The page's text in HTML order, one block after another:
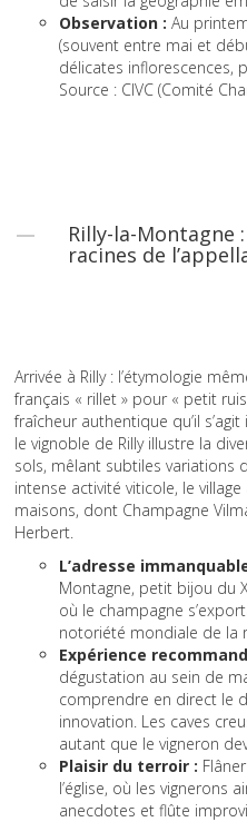
Observation : Au
(souvent entre mai et
délicates inflorescences,
Source : CIVC (Comité
Rilly-la-Montagne
racines de
Arrivée à Rilly : l’étymologie
français « rillet » pour « petit
fraîcheur authentique qu’il
le vignoble de Rilly illustre la
sols, mêlant subtiles variations
intense activité viticole, le
maisons, dont Champagne
Herbert.
L’adresse
Montagne, petit bijou du
où le champagne
notoriété mondiale de la
Expérience
dégustation au sein de
comprendre en direct le
innovation. Les caves
autant que le vigneron
Plaisir du terroir :
l’église, où les vignerons
anecdotes et flûte